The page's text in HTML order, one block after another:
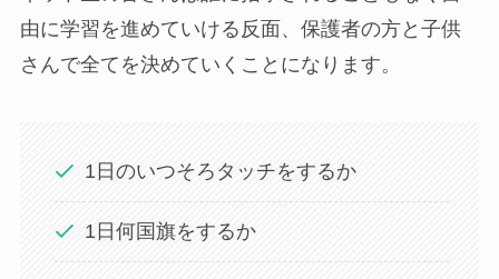
由に学習を進めていける反面、保護者の方と子供
さんで全てを決めていくことになります。
1日のいつそろタッチをするか
1日何国旗をするか